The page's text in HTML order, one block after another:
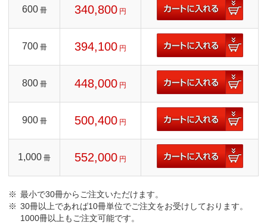
600 冊 340,800 円
700 冊 394,100 円
800 冊 448,000 円
900 冊 500,400 円
1,000 冊 552,000 円
最小で30冊からご注文いただけます。
30冊以上であれば10冊単位でご注文をお受けしております。
1000冊以上もご注文可能です。